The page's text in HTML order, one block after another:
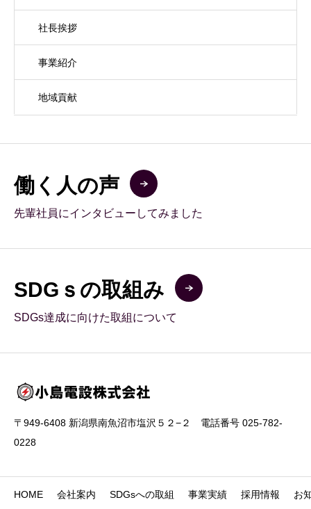
社長挨拶
事業紹介
地域貢献
働く人の声
先輩社員にインタビューしてみました
SDGｓの取組み
SDGs達成に向けた取組について
〒949-6408 新潟県南魚沼市塩沢５２−２ 電話番号 025-782-
0228
HOME 会社案内 SDGsへの取組 事業実績 採用情報 お